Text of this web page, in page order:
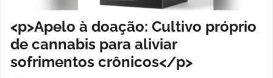
<p>Apelo à doação: Cultivo próprio
de cannabis para aliviar
sofrimentos crônicos</p>